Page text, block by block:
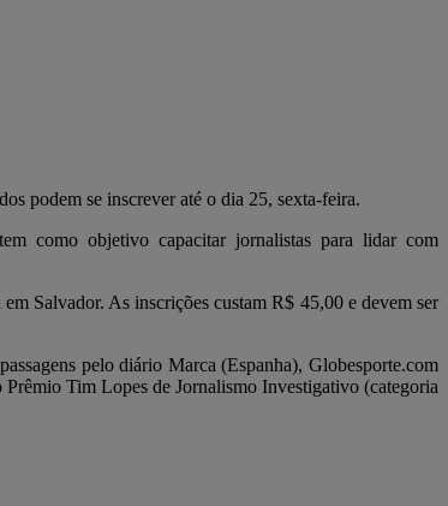
podem se inscrever até o dia 25, sexta-feira.
como objetivo capacitar jornalistas para lidar com
Salvador. As inscrições custam R$ 45,00 e devem ser
pelo diário Marca (Espanha), Globesporte.com
Tim Lopes de Jornalismo Investigativo (categoria